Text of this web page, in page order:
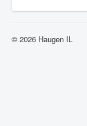
© 2026 Haugen IL